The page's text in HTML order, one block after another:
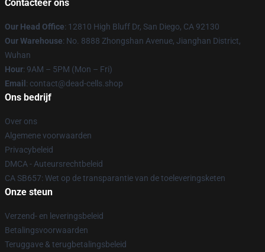
Contacteer ons
Our Head Office: 12810 High Bluff Dr, San Diego, CA 92130
Our Warehouse: No. 8888 Zhongshan Avenue, Jianghan District,
Wuhan
Hour: 9AM – 5PM (Mon – Fri)
Email : contact@dead-cells.shop
Ons bedrijf
Over ons
Algemene voorwaarden
Privacybeleid
DMCA - Auteursrechtbeleid
CA SB657: Wet op de transparantie van de toeleveringsketen
Onze steun
Verzend- en leveringsbeleid
Betalingsvoorwaarden
Teruggave & terugbetalingsbeleid